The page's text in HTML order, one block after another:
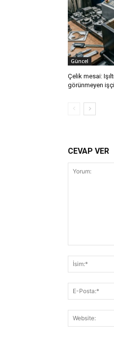
Güncel
Çelik mesai:
görünmeyen
CEVAP VER